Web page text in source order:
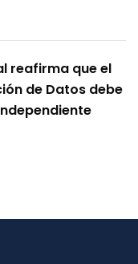
reafirma que el
de Datos debe